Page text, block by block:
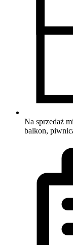
Na sprzedaż
balkon,